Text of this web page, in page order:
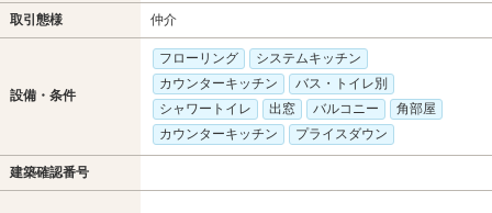
取引態様 仲介
設備・条件
フローリング
システムキッチン
カウンターキッチン
バス・トイレ別
シャワートイレ
出窓 バルコニー
角部屋
カウンターキッチン
プライスダウン
建築確認番号